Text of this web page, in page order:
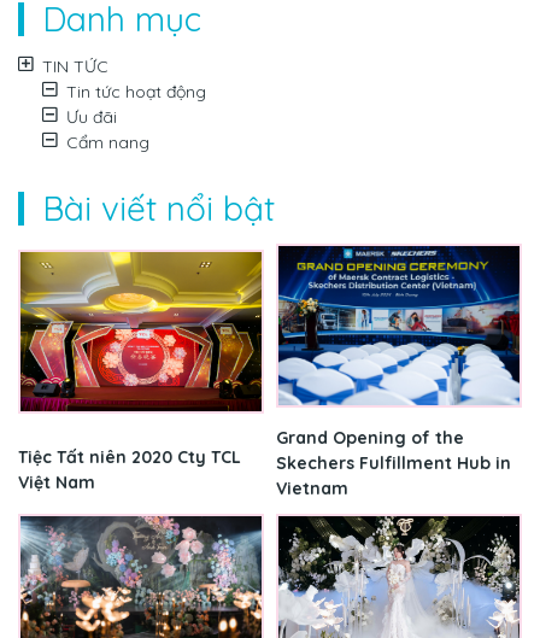
Danh mục
TIN TỨC
Tin tức hoạt động
Ưu đãi
Cẩm nang
Bài viết nổi bật
Tiệc Tất niên 2020 Cty TCL
Việt Nam
Grand Opening of the
Skechers Fulfillment Hub in
Vietnam